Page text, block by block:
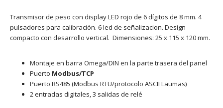
Transmisor de peso con display LED rojo de 6 dígitos de 8 mm. 4
pulsadores para calibración. 6 led de señalizacion. Design
compacto con desarrollo vertical. Dimensiones: 25 x 115 x 120 mm.
Montaje en barra Omega/DIN en la parte trasera del panel
Puerto Modbus/TCP
Puerto RS485 (Modbus RTU/protocolo ASCII Laumas)
2 entradas digitales, 3 salidas de relé